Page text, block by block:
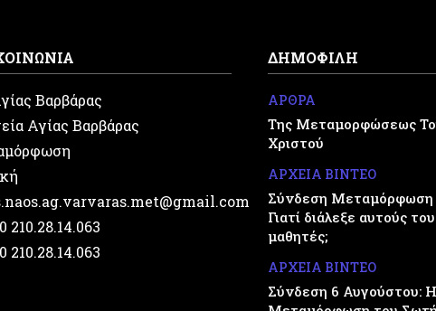
Βαρβάρας
Αγίας Βαρβάρας
210.28.14.063
210.28.14.063
ΔΗΜΟΦΙΛΗ
ΑΡΘΡΑ
Της Μεταμορφώσεως
Χριστού
ΑΡΧΕΙΑ ΒΙΝΤΕΟ
Σύνδεση Μεταμόρφωση
Γιατί διάλεξε αυτούς
μαθητές;
ΑΡΧΕΙΑ ΒΙΝΤΕΟ
Σύνδεση 6 Αυγούστου: Η